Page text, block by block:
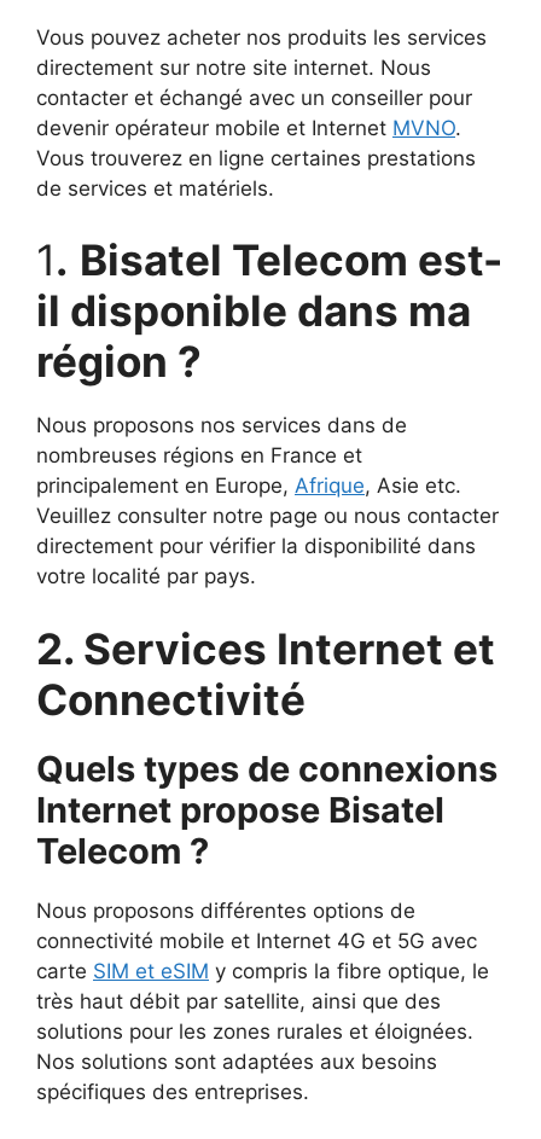
Vous pouvez acheter nos produits les services
directement sur notre site internet. Nous
contacter et échangé avec un conseiller pour
devenir opérateur mobile et Internet MVNO.
Vous trouverez en ligne certaines prestations
de services et matériels.
1. Bisatel Telecom est-
il disponible dans ma
région ?
Nous proposons nos services dans de
nombreuses régions en France et
principalement en Europe, Afrique, Asie etc.
Veuillez consulter notre page ou nous contacter
directement pour vérifier la disponibilité dans
votre localité par pays.
2. Services Internet et
Connectivité
Quels types de connexions
Internet propose Bisatel
Telecom ?
Nous proposons différentes options de
connectivité mobile et Internet 4G et 5G avec
carte SIM et eSIM y compris la fibre optique, le
très haut débit par satellite, ainsi que des
solutions pour les zones rurales et éloignées.
Nos solutions sont adaptées aux besoins
spécifiques des entreprises.